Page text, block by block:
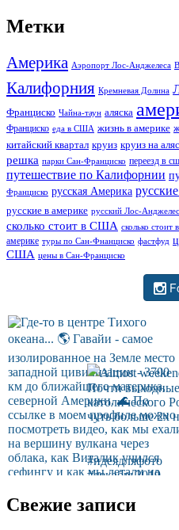
Метки
Америка Аэропорт Лос-Анджелеса
Калифорния Кремневая Долина
Франциско Чайна-таун аляска
Франциско еда в США жизнь в америке
китайский квартал круиз круиз на
решка парки Сан-Франциско переезд в
путешествие по Калифорнии
Франциско русская Америка
русские в америке русский Лос-Анджелес
сколько стоит в США сколько
америке туры по Сан-Фнанциско фастфуд
США цены в Сан-Франциско
Свежие записи